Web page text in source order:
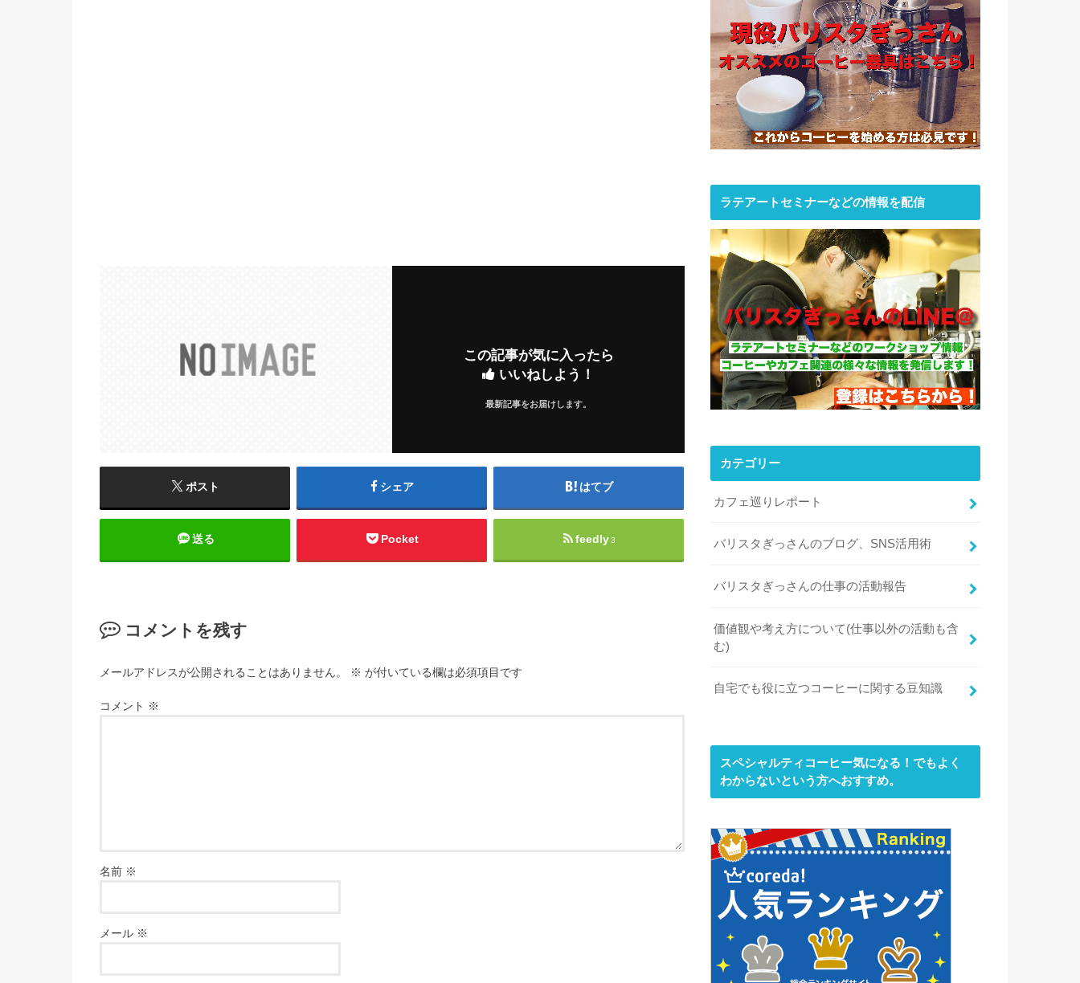
この記事が気に入ったら
いいねしよう！
最新記事をお届けします。
ポスト シェア はてブ
送る Pocket feedly 3
コメントを残す
メールアドレスが公開されることはありません。 ※ が付いている欄は必須項目です
コメント ※
名前 ※
メール ※
ラテアートセミナーなどの情報を配信
カテゴリー
カフェ巡りレポート
バリスタぎっさんのブログ、SNS活用術
バリスタぎっさんの仕事の活動報告
価値観や考え方について(仕事以外の活動も含
む)
自宅でも役に立つコーヒーに関する豆知識
スペシャルティコーヒー気になる！でもよく
わからないという方へおすすめ。